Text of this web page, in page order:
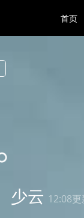
首页
少云 12:08